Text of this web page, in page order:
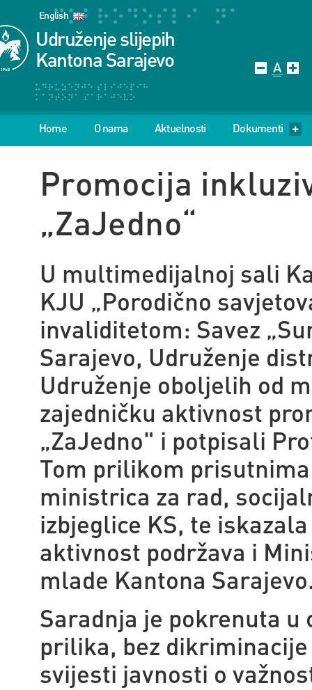
English
Udruženje slijepih
Kantona Sarajevo
Home O nama Aktuelnosti Dokumenti
Promocija
„ZaJedno“
U multimedijalnoj sali
KJU „Porodično
invaliditetom: Savez
Sarajevo, Udruženje
Udruženje oboljelih od
zajedničku aktivnost
„ZaJedno" i potpisali
Tom prilikom
ministrica za rad,
izbjeglice KS, te
aktivnost podržava i
mlade Kantona
Saradnja je pokrenuta
prilika, bez
svijesti javnosti o